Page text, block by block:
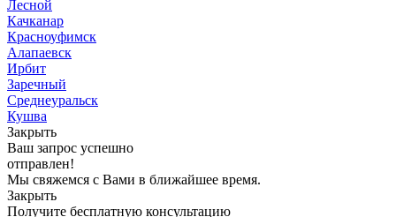
Лесной
Качканар
Красноуфимск
Алапаевск
Ирбит
Заречный
Среднеуральск
Кушва
Закрыть
Ваш запрос успешно
отправлен!
Мы свяжемся с Вами в ближайшее время.
Закрыть
Получите бесплатную консультацию